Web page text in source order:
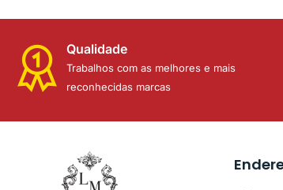
Qualidade
Trabalhos com as melhores e mais
reconhecidas marcas